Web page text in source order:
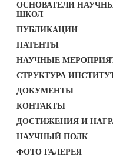
ОСНОВАТЕЛИ
ШКОЛ
ПУБЛИКАЦИИ
ПАТЕНТЫ
НАУЧНЫЕ
СТРУКТУРА
ДОКУМЕНТЫ
КОНТАКТЫ
ДОСТИЖЕНИЯ И
НАУЧНЫЙ ПОЛК
ФОТО ГАЛЕРЕЯ